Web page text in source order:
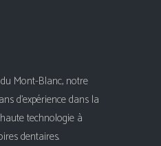
Mont-Blanc, notre
d'expérience dans la
technologie à
dentaires.